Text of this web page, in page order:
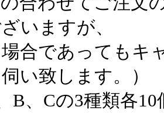
いますが、
合であってもキ
い致します。）
、Cの3種類各10